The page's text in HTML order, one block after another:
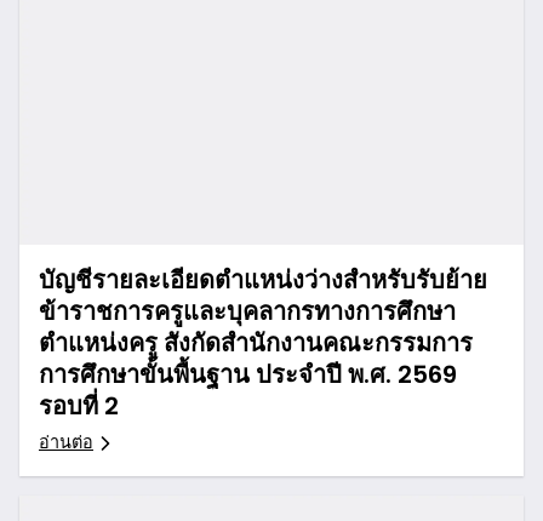
บัญชีรายละเอียดตำแหน่งว่างสำหรับรับย้าย
ข้าราชการครูและบุคลากรทางการศึกษา
ตำแหน่งครู สังกัดสำนักงานคณะกรรมการ
การศึกษาขั้นพื้นฐาน ประจำปี พ.ศ. 2569
รอบที่ 2
อ่านต่อ